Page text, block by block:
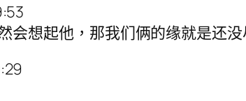
会想起他，那我们俩的缘就是还